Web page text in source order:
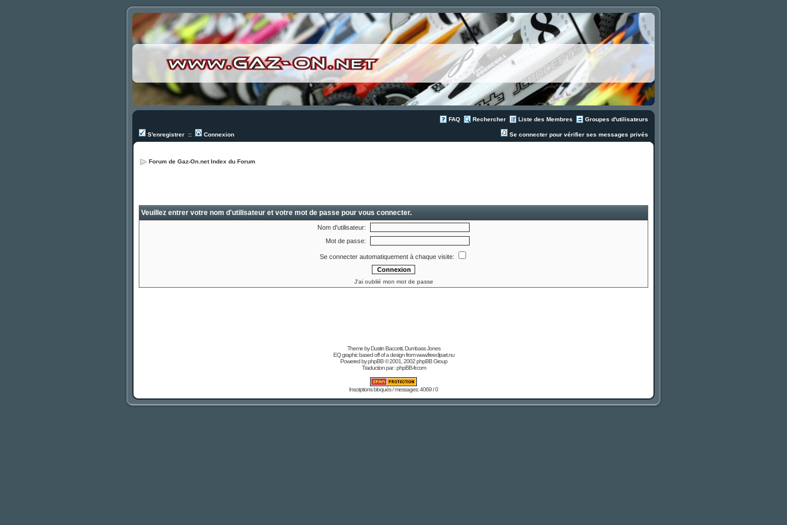
FAQ Rechercher Liste des Membres Groupes d'utilisateurs
S'enregistrer :: Connexion Se connecter pour vérifier ses messages privés
Forum de Gaz-On.net Index du Forum
Veuillez entrer votre nom d'utilisateur et votre mot de passe pour vous connecter.
Nom d'utilisateur:
Mot de passe:
Se connecter automatiquement à chaque visite:
J'ai oublié mon mot de passe
Theme by Dustin Baccetti, Dumbass Jones
EQ graphic based off of a design fromwww.freeclipart.nu
Powered byphpBB© 2001, 2002 phpBB Group
Traduction par :phpBB-fr.com
Inscriptions bloqués / messages: 4069 / 0